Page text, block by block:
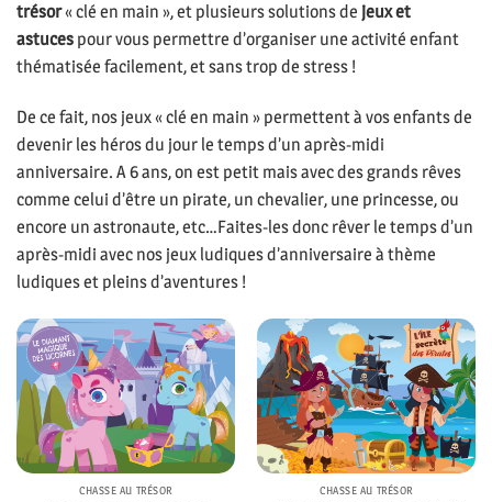
trésor« clé en main », et plusieurs solutions de jeux et
astuces pour vous permettre d’organiser une activité enfant
thématisée facilement, et sans trop de stress !
De ce fait, nos jeux « clé en main » permettent à vos enfants de
devenir les héros du jour le temps d’un après-midi
anniversaire. A 6 ans, on est petit mais avec des grands rêves
comme celui d’être un pirate, un chevalier, une princesse, ou
encore un astronaute, etc…Faites-les donc rêver le temps d’un
après-midi avec nos jeux ludiques d’anniversaire à thème
ludiques et pleins d’aventures !
CHASSE AU TRÉSOR CHASSE AU TRÉSOR